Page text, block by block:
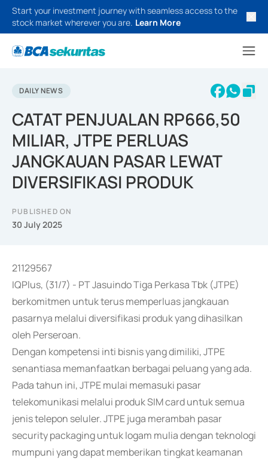
Start your investment journey with seamless access to the
stock market wherever you are. Learn More
DAILY NEWS
CATAT PENJUALAN RP666,50
MILIAR, JTPE PERLUAS
JANGKAUAN PASAR LEWAT
DIVERSIFIKASI PRODUK
PUBLISHED ON
30 July 2025
21129567
IQPlus, (31/7) - PT Jasuindo Tiga Perkasa Tbk (JTPE)
berkomitmen untuk terus memperluas jangkauan
pasarnya melalui diversifikasi produk yang dihasilkan
oleh Perseroan.
Dengan kompetensi inti bisnis yang dimiliki, JTPE
senantiasa memanfaatkan berbagai peluang yang ada.
Pada tahun ini, JTPE mulai memasuki pasar
telekomunikasi melalui produk SIM card untuk semua
jenis telepon seluler. JTPE juga merambah pasar
security packaging untuk logam mulia dengan teknologi
mumpuni yang dapat memberikan tingkat keamanan